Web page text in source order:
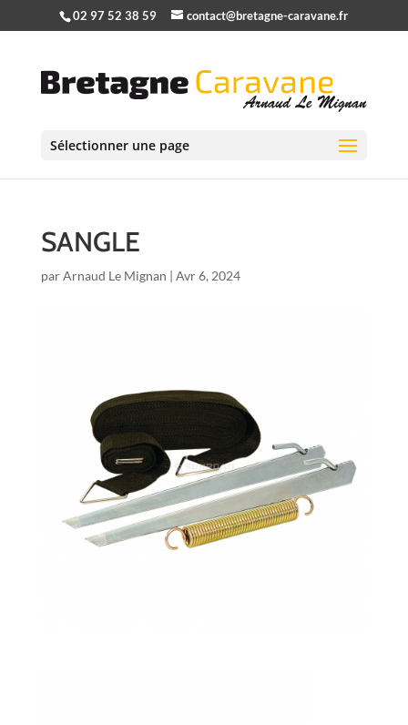
02 97 52 38 59 contact@bretagne-caravane.fr
Sélectionner une page
SANGLE
parArnaud Le Mignan | Avr 6, 2024